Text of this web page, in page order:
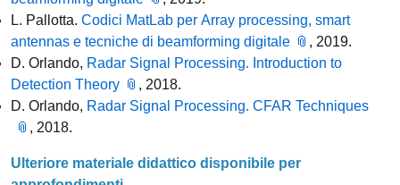
L. Pallotta. Codici MatLab per Array processing, smart
antennas e tecniche di beamforming digitale
, 2019.
D. Orlando, Radar Signal Processing. Introduction to
Detection Theory
, 2018.
D. Orlando, Radar Signal Processing. CFAR Techniques
, 2018.
Ulteriore materiale didattico disponibile per